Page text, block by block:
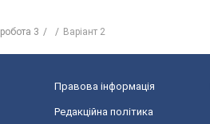
3 Варіант 2
Правова інформація
Редакційна політика